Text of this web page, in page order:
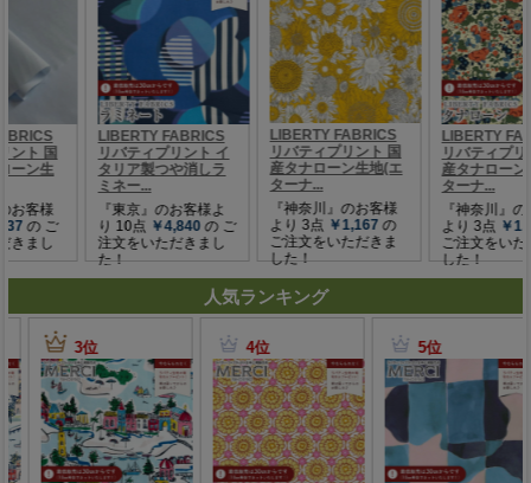
人気ランキング